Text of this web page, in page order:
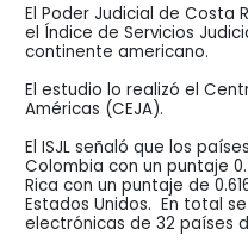
El Poder Judicial de Costa
el Índice de Servicios
continente americano.
El estudio lo realizó el
Américas (CEJA).
El ISJL señaló que los
Colombia con un puntaje
Rica con un puntaje de
Estados Unidos. En total
electrónicas de 32 países